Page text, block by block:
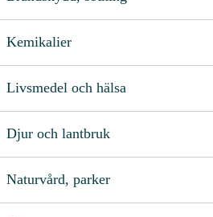
Kemikalier
Livsmedel och hälsa
Djur och lantbruk
Naturvård, parker